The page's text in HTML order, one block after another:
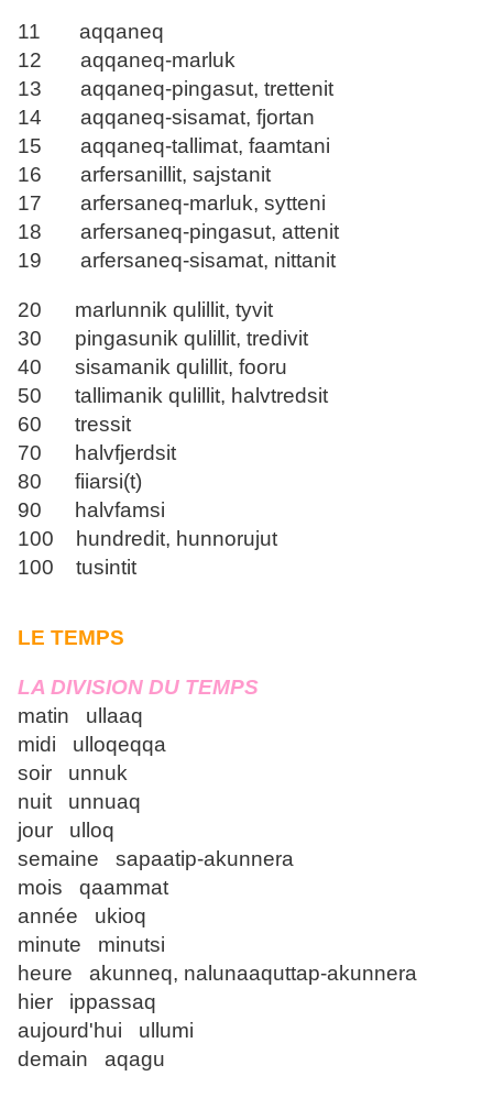
11 aqqaneq
12 aqqaneq-marluk
13 aqqaneq-pingasut, trettenit
14 aqqaneq-sisamat, fjortan
15 aqqaneq-tallimat, faamtani
16 arfersanillit, sajstanit
17 arfersaneq-marluk, sytteni
18 arfersaneq-pingasut, attenit
19 arfersaneq-sisamat, nittanit
20 marlunnik qulillit, tyvit
30 pingasunik qulillit, tredivit
40 sisamanik qulillit, fooru
50 tallimanik qulillit, halvtredsit
60 tressit
70 halvfjerdsit
80 fiiarsi(t)
90 halvfamsi
100 hundredit, hunnorujut
100 tusintit
LE TEMPS
LA DIVISION DU TEMPS
matin ullaaq
midi ulloqeqqa
soir unnuk
nuit unnuaq
jour ulloq
semaine sapaatip-akunnera
mois qaammat
année ukioq
minute minutsi
heure akunneq, nalunaaquttap-akunnera
hier ippassaq
aujourd'hui ullumi
demain aqagu